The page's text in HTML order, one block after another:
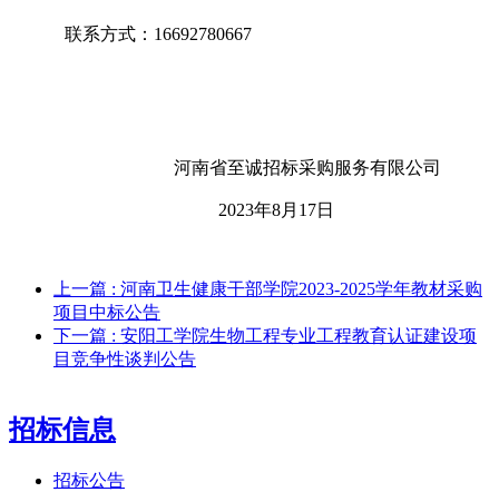
联系方式： 16692780667
河南省至诚招标采购服务有限公司
2023年8月 17日
上一篇 : 河南卫生健康干部学院2023-2025学年教材采购
项目中标公告
下一篇 : 安阳工学院生物工程专业工程教育认证建设项
目竞争性谈判公告
招标信息
招标公告